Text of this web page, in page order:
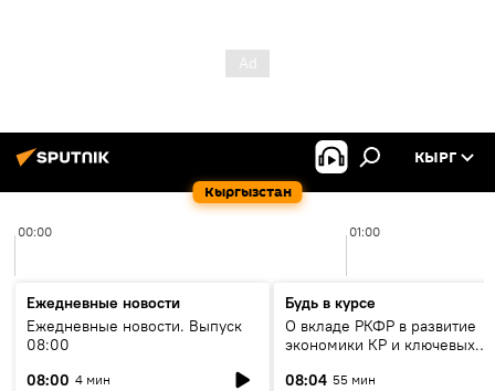
Кыргызстан
КЫРГ
00:00 01:00
Ежедневные новости
Ежедневные новости. Выпуск
08:00
08:00 4 мин
Будь в курсе
О вкладе РКФР в развитие
экономики КР и ключевых
08:04 55 мин